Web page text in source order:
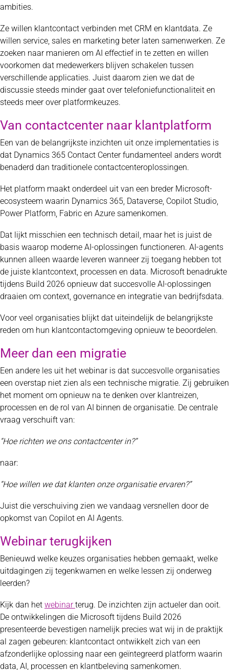
ambities.
Ze willen klantcontact verbinden met CRM en klantdata. Ze
willen service, sales en marketing beter laten samenwerken. Ze
zoeken naar manieren om AI effectief in te zetten en willen
voorkomen dat medewerkers blijven schakelen tussen
verschillende applicaties. Juist daarom zien we dat de
discussie steeds minder gaat over telefoniefunctionaliteit en
steeds meer over platformkeuzes.
Van contactcenter naar klantplatform
Een van de belangrijkste inzichten uit onze implementaties is
dat Dynamics 365 Contact Center fundamenteel anders wordt
benaderd dan traditionele contactcenteroplossingen.
Het platform maakt onderdeel uit van een breder Microsoft-
ecosysteem waarin Dynamics 365, Dataverse, Copilot Studio,
Power Platform, Fabric en Azure samenkomen.
Dat lijkt misschien een technisch detail, maar het is juist de
basis waarop moderne AI-oplossingen functioneren. AI-agents
kunnen alleen waarde leveren wanneer zij toegang hebben tot
de juiste klantcontext, processen en data. Microsoft benadrukte
tijdens Build 2026 opnieuw dat succesvolle AI-oplossingen
draaien om context, governance en integratie van bedrijfsdata.
Voor veel organisaties blijkt dat uiteindelijk de belangrijkste
reden om hun klantcontactomgeving opnieuw te beoordelen.
Meer dan een migratie
Een andere les uit het webinar is dat succesvolle organisaties
een overstap niet zien als een technische migratie. Zij gebruiken
het moment om opnieuw na te denken over klantreizen,
processen en de rol van AI binnen de organisatie. De centrale
vraag verschuift van:
“Hoe richten we ons contactcenter in?”
naar:
“Hoe willen we dat klanten onze organisatie ervaren?”
Juist die verschuiving zien we vandaag versnellen door de
opkomst van Copilot en AI Agents.
Webinar terugkijken
Benieuwd welke keuzes organisaties hebben gemaakt, welke
uitdagingen zij tegenkwamen en welke lessen zij onderweg
leerden?
Kijk dan het webinarterug. De inzichten zijn actueler dan ooit.
De ontwikkelingen die Microsoft tijdens Build 2026
presenteerde bevestigen namelijk precies wat wij in de praktijk
al zagen gebeuren: klantcontact ontwikkelt zich van een
afzonderlijke oplossing naar een geïntegreerd platform waarin
data, AI, processen en klantbeleving samenkomen.